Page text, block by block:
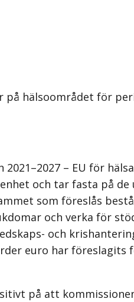
hälsoområdet för
– EU för
och tar fasta på
som föreslås
och verka för
och
euro har föreslagits
på att